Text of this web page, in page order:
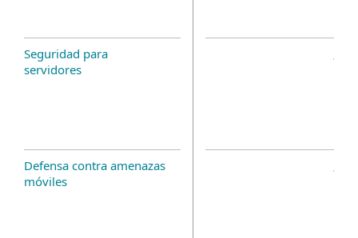
Seguridad para
servidores
Defensa contra amenazas
móviles